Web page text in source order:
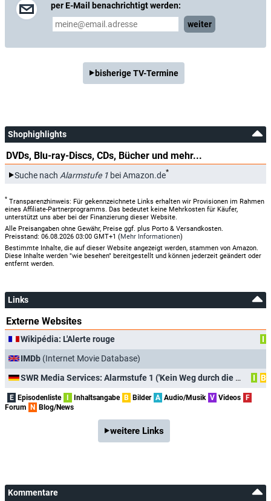
per E-Mail benachrichtigt werden:
weiter
bisherige TV-Termine
Shophighlights
DVDs, Blu-ray-Discs, CDs, Bücher und mehr...
Suche nach Alarmstufe 1 bei Amazon.de*
* Transparenzhinweis: Für gekennzeichnete Links erhalten wir Provisionen im Rahmen
eines Affiliate-Partnerprogramms. Das bedeutet keine Mehrkosten für Käufer,
unterstützt uns aber bei der Finanzierung dieser Website.
Alle Preisangaben ohne Gewähr, Preise ggf. plus Porto & Versandkosten.
Preisstand: 06.08.2026 03:00 GMT+1 (Mehr Informationen)
Bestimmte Inhalte, die auf dieser Website angezeigt werden, stammen von Amazon.
Diese Inhalte werden "wie besehen" bereitgestellt und können jederzeit geändert oder
entfernt werden.
Links
Externe Websites
Wikipédia: L'Alerte rouge
I
IMDb (Internet Movie Database)
SWR Media Services: Alarmstufe 1 ('Kein Weg durch die Flammen')
I B
E Episodenliste I Inhaltsangabe B Bilder A Audio/Musik V Videos F
Forum N Blog/News
weitere Links
Kommentare